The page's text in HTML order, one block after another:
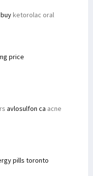
ketorolac oral
price
avlosulfon ca acne
pills toronto